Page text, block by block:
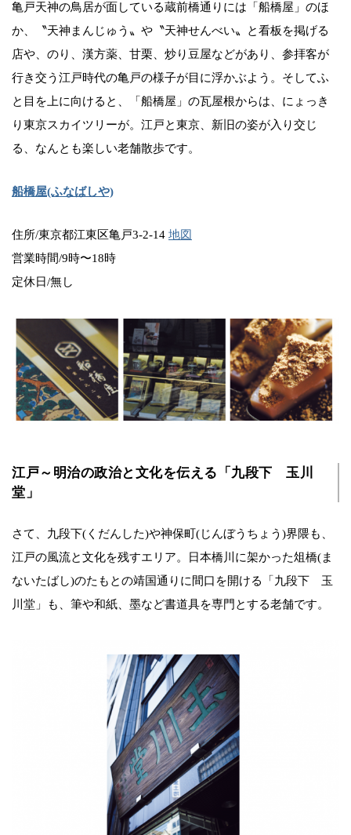
亀戸天神の鳥居が面している蔵前橋通りには「船橋屋」のほ
か、〝天神まんじゅう〟や〝天神せんべい〟と看板を掲げる
店や、のり、漢方薬、甘栗、炒り豆屋などがあり、参拝客が
行き交う江戸時代の亀戸の様子が目に浮かぶよう。そしてふ
と目を上に向けると、「船橋屋」の瓦屋根からは、にょっき
り東京スカイツリーが。江戸と東京、新旧の姿が入り交じ
る、なんとも楽しい老舗散歩です。
船橋屋(ふなばしや)
住所/東京都江東区亀戸3-2-14 地図
営業時間/9時〜18時
定休日/無し
江戸～明治の政治と文化を伝える「九段下 玉川
堂」
さて、九段下(くだんした)や神保町(じんぼうちょう)界隈も、
江戸の風流と文化を残すエリア。日本橋川に架かった俎橋(ま
ないたばし)のたもとの靖国通りに間口を開ける「九段下 玉
川堂」も、筆や和紙、墨など書道具を専門とする老舗です。